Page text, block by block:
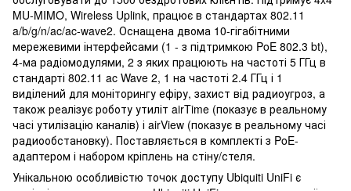
MU-MIMO, Wireless Uplink, працює в стандартах 802.11
a/b/g/n/ac/ac-wave2. Оснащена двома 10-гігабітними
мережевими інтерфейсами (1 - з підтримкою PoE 802.3 bt),
4-ма радіомодулями, 2 з яких працюють на частоті 5 ГГц в
стандарті 802.11 ac Wave 2, 1 на частоті 2.4 ГГц і 1
виділений для моніторингу ефіру, захист від радиоугроз, а
також реалізує роботу утиліт airTime (показує в реальному
часі утилізацію каналів) і airView (показує в реальному часі
радиообстановку). Поставляється в комплекті з PoE-
адаптером і набором кріплень на стіну/стеля.
Унікальною особливістю точок доступу Ubiquiti UniFi є